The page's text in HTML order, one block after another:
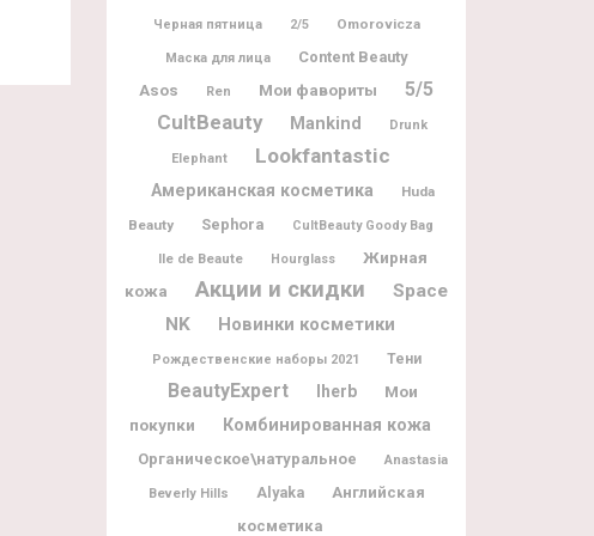
Черная пятница 2/5 Omorovicza
Маска для лица
Content Beauty
Asos
Ren Мои фавориты 5/5
CultBeauty Mankind Drunk
Elephant Lookfantastic
Американская косметика
Huda
Beauty
Sephora CultBeauty Goody Bag
Ile de Beaute Hourglass
Жирная
кожа
Акции и скидки
Space
NK
Новинки косметики
Рождественские наборы 2021 Тени
BeautyExpert Iherb
Мои
покупки
Комбинированная кожа
Органическое\натуральное Anastasia
Beverly Hills Alyaka
Английская
косметика